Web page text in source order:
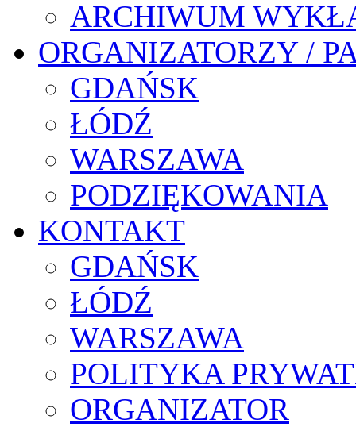
ARCHIWUM
ORGANIZATORZY /
GDAŃSK
ŁÓDŹ
WARSZAWA
PODZIĘKOWANIA
KONTAKT
GDAŃSK
ŁÓDŹ
WARSZAWA
POLITYKA
ORGANIZATOR